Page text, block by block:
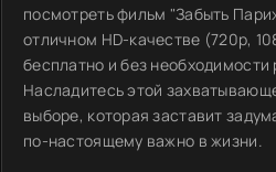
посмотреть фильм "Забыть
отличном HD-качестве (720p,
бесплатно и без необходимости
Насладитесь этой
выборе, которая заставит
по-настоящему важно в жизни.